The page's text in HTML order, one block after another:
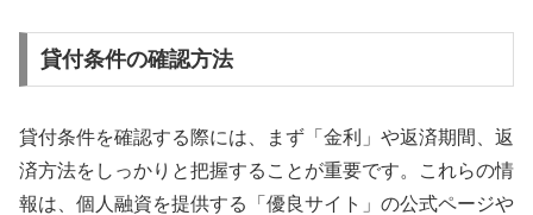
貸付条件の確認方法
貸付条件を確認する際には、まず「金利」や返済期間、返
済方法をしっかりと把握することが重要です。これらの情
報は、個人融資を提供する「優良サイト」の公式ページや